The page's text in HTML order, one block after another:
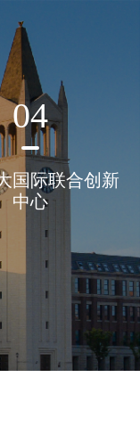
04
国际联合创新
中心